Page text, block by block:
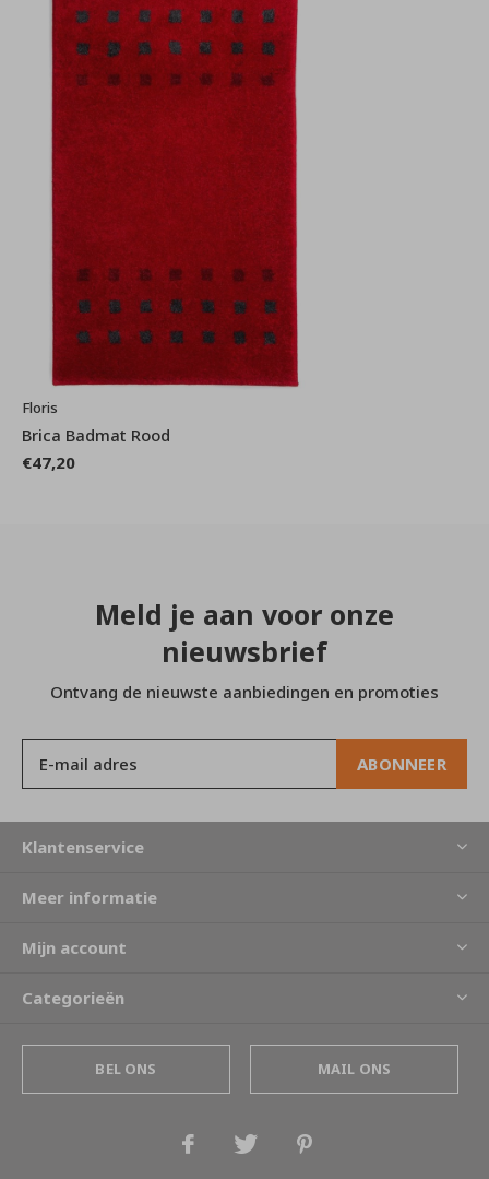
Floris
Brica Badmat Rood
€47,20
Meld je aan voor onze
nieuwsbrief
Ontvang de nieuwste aanbiedingen en promoties
ABONNEER
Klantenservice
Meer informatie
Mijn account
Categorieën
BEL ONS MAIL ONS